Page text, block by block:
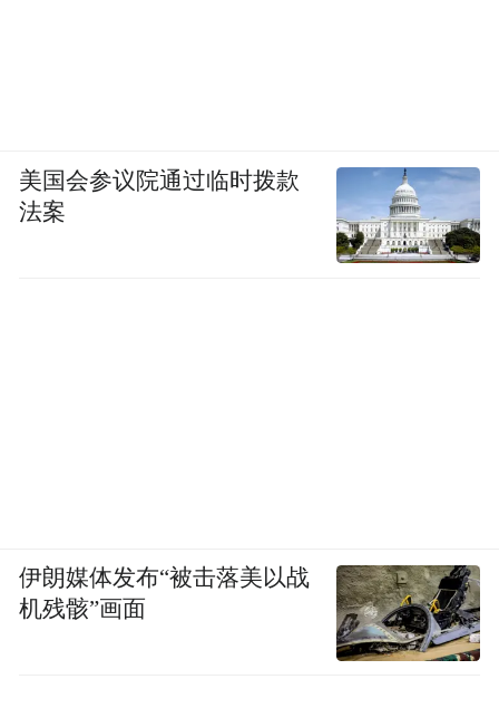
美国会参议院通过临时拨款
法案
伊朗媒体发布“被击落美以战
机残骸”画面